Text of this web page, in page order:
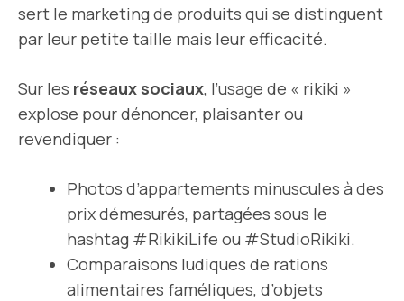
sert le marketing de produits qui se distinguent
par leur petite taille mais leur efficacité.
Sur les réseaux sociaux, l’usage de « rikiki »
explose pour dénoncer, plaisanter ou
revendiquer :
Photos d’appartements minuscules à des
prix démesurés, partagées sous le
hashtag #RikikiLife ou #StudioRikiki.
Comparaisons ludiques de rations
alimentaires faméliques, d’objets